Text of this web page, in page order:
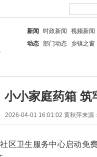
新闻 时政新闻
视频新闻
动态 部门动态 乡镇之窗
小小家庭药箱 筑
2026-04-01 16:01:02 黄秋萍来源
区卫生服务中心启动免